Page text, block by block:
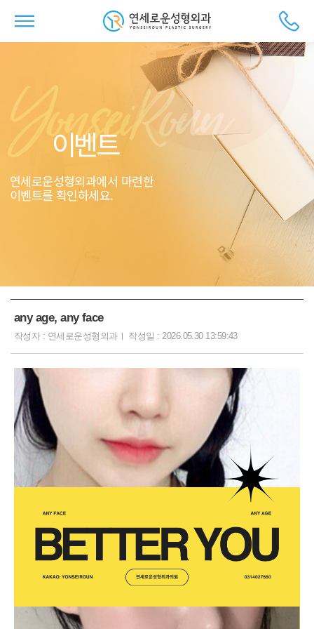
이벤트
연세로운성형외과에서 마련한
이벤트를 확인하세요.
any age, any face
작성자 : 연세로운성형외과 작성일 : 2026.05.30 13:59:43